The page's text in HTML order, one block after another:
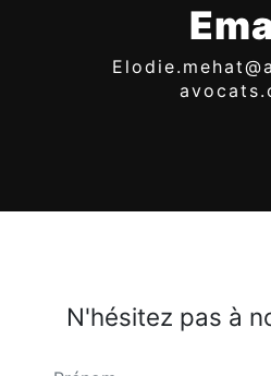
elodie.mehat@atlantique-
N'hésitez pas à